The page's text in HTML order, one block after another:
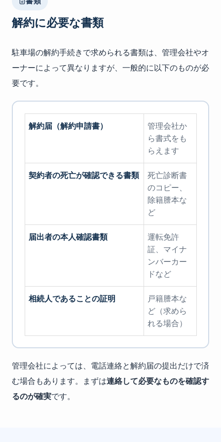
解約に必要な書類
駐車場の解約手続きで求められる書類は、管理会社やオ
ーナーによって異なりますが、一般的に以下のものが必
要です。
解約届（解約申請書）
管理会社か
ら書式をも
らえます
契約者の死亡が確認できる書類
死亡診断書
のコピー、
除籍謄本な
ど
届出者の本人確認書類
運転免許
証、マイナ
ンバーカー
ドなど
相続人であることの証明
戸籍謄本な
ど（求めら
れる場合）
管理会社によっては、電話連絡と解約届の提出だけで済
む場合もあります。まずは連絡して必要なものを確認す
るのが確実です。